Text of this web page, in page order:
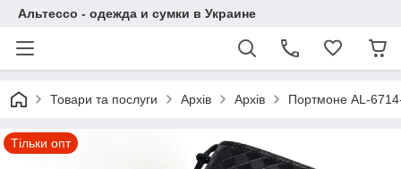
Альтессо - одежда и сумки в Украине
Товари та послуги Архів Архів Портмоне AL-
Тільки опт